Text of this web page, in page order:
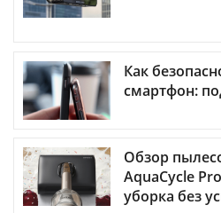
Как
смартфон:
Обзор
AquaCycle
уборка без